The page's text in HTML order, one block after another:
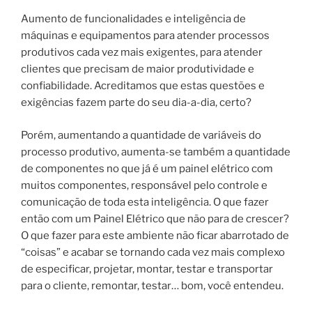
Aumento de funcionalidades e inteligência de
máquinas e equipamentos para atender processos
produtivos cada vez mais exigentes, para atender
clientes que precisam de maior produtividade e
confiabilidade. Acreditamos que estas questões e
exigências fazem parte do seu dia-a-dia, certo?
Porém, aumentando a quantidade de variáveis do
processo produtivo, aumenta-se também a quantidade
de componentes no que já é um painel elétrico com
muitos componentes, responsável pelo controle e
comunicação de toda esta inteligência. O que fazer
então com um Painel Elétrico que não para de crescer?
O que fazer para este ambiente não ficar abarrotado de
“coisas” e acabar se tornando cada vez mais complexo
de especificar, projetar, montar, testar e transportar
para o cliente, remontar, testar… bom, você entendeu.